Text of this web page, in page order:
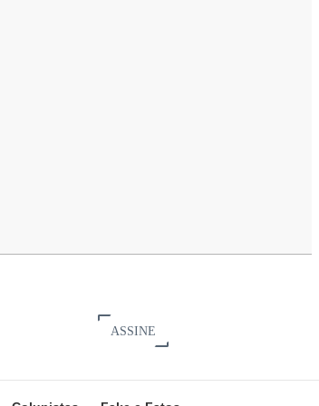
ASSINE